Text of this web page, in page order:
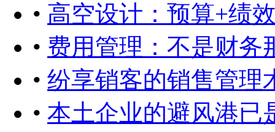
• 高空设计：预算+绩
• 费用管理：不是财务
• 纷享销客的销售管理
• 本土企业的避风港已